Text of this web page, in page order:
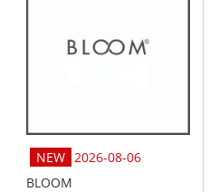
2026-08-06
BLOOM